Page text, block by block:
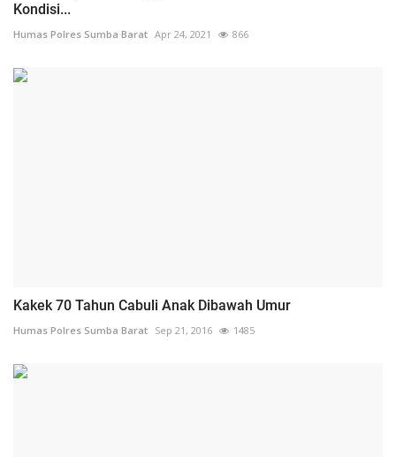
Kondisi...
Humas Polres Sumba Barat Apr 24, 2021 866
Kakek 70 Tahun Cabuli Anak Dibawah Umur
Humas Polres Sumba Barat Sep 21, 2016 1485